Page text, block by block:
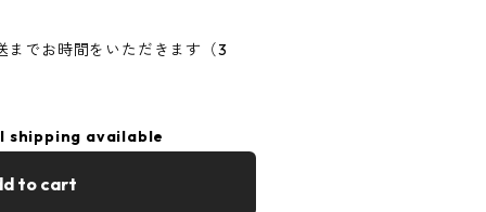
でお時間をいただきます（3
shipping available
to cart